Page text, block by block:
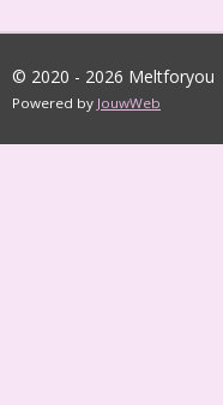
© 2020 - 2026 Meltforyou
Powered by JouwWeb